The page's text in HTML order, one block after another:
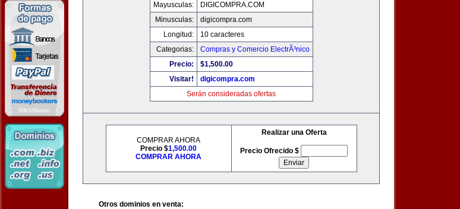
Mayusculas:
DIGICOMPRA.COM
Minusculas:
digicompra.com
Longitud:
10 caracteres
Categorias:
Compras y Comercio ElectrÃ³nico
Precio:
$1,500.00
Visitar!
digicompra.com
Serán consideradas ofertas
COMPRAR AHORA
Precio $1,500.00
COMPRAR AHORA
Realizar una Oferta
Precio Ofrecido $
Otros dominios en venta: